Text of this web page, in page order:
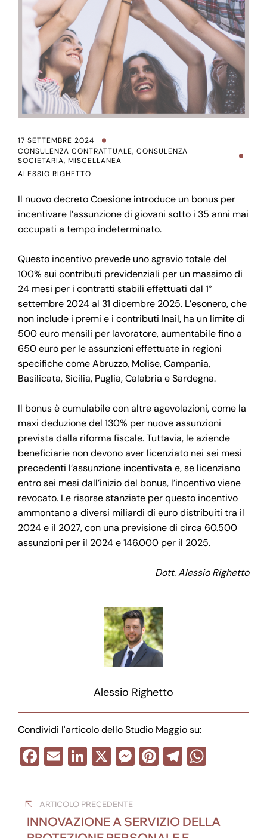
17 SETTEMBRE 2024
CONSULENZA CONTRATTUALE, CONSULENZA
SOCIETARIA, MISCELLANEA
ALESSIO RIGHETTO
Il nuovo decreto Coesione introduce un bonus per
incentivare l’assunzione di giovani sotto i 35 anni mai
occupati a tempo indeterminato.
Questo incentivo prevede uno sgravio totale del
100% sui contributi previdenziali per un massimo di
24 mesi per i contratti stabili effettuati dal 1°
settembre 2024 al 31 dicembre 2025. L’esonero, che
non include i premi e i contributi Inail, ha un limite di
500 euro mensili per lavoratore, aumentabile fino a
650 euro per le assunzioni effettuate in regioni
specifiche come Abruzzo, Molise, Campania,
Basilicata, Sicilia, Puglia, Calabria e Sardegna.
Il bonus è cumulabile con altre agevolazioni, come la
maxi deduzione del 130% per nuove assunzioni
prevista dalla riforma fiscale. Tuttavia, le aziende
beneficiarie non devono aver licenziato nei sei mesi
precedenti l’assunzione incentivata e, se licenziano
entro sei mesi dall’inizio del bonus, l’incentivo viene
revocato. Le risorse stanziate per questo incentivo
ammontano a diversi miliardi di euro distribuiti tra il
2024 e il 2027, con una previsione di circa 60.500
assunzioni per il 2024 e 146.000 per il 2025.
Dott. Alessio Righetto
Alessio Righetto
Condividi l'articolo dello Studio Maggio su:
F
c
e
b
E
ail
Li
k
e
dI
X M
e
n
Pi
e
st
T
gr
a
s
A
articoli
ARTICOLO PRECEDENTE
INNOVAZIONE A SERVIZIO DELLA